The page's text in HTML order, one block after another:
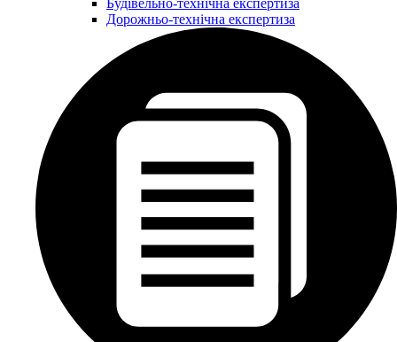
Будівельно-технічна експертиза
Дорожньо-технічна експертиза